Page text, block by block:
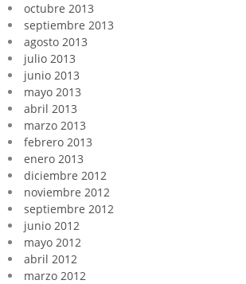
octubre 2013
septiembre 2013
agosto 2013
julio 2013
junio 2013
mayo 2013
abril 2013
marzo 2013
febrero 2013
enero 2013
diciembre 2012
noviembre 2012
septiembre 2012
junio 2012
mayo 2012
abril 2012
marzo 2012